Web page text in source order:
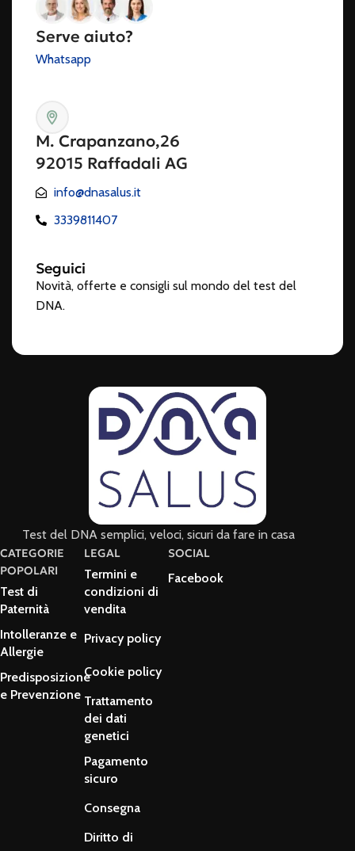
Serve aiuto?
Whatsapp
M. Crapanzano,26
92015 Raffadali AG
info@dnasalus.it
3339811407
Seguici
Novità, offerte e consigli sul mondo del test del
DNA.
Test del DNA semplici, veloci, sicuri da fare in casa
CATEGORIE
POPOLARI
Test di
Paternità
Intolleranze e
Allergie
Predisposizione
e Prevenzione
LEGAL
Termini e
condizioni di
vendita
Privacy policy
Cookie policy
Trattamento
dei dati
genetici
Pagamento
sicuro
Consegna
Diritto di
SOCIAL
Facebook